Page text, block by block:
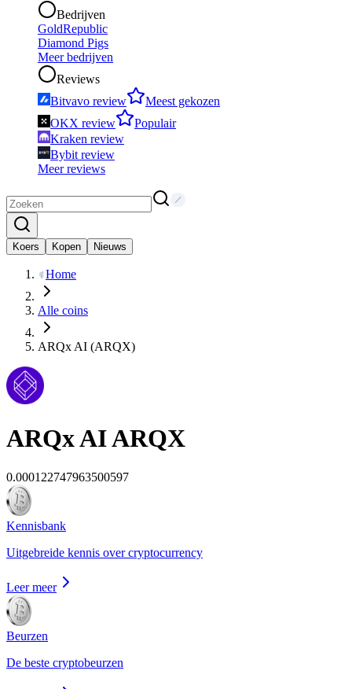
Bedrijven
GoldRepublic
Diamond Pigs
Meer bedrijven
Reviews
Bitvavo review
Meest gekozen
OKX review
Populair
Kraken review
Bybit review
Meer reviews
Koers Kopen Nieuws
Home
Alle coins
ARQx AI (ARQX)
ARQx AIARQX
0.000122747963500597
Kennisbank
Uitgebreide kennis over cryptocurrency
Leer meer
Beurzen
De beste cryptobeurzen